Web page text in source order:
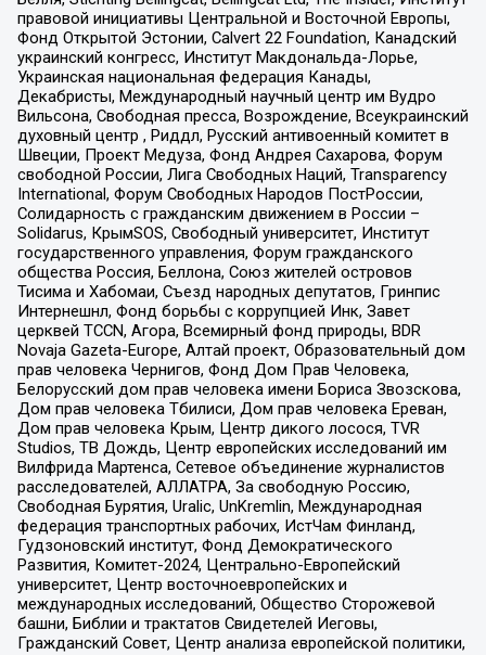
правовой инициативы Центральной и Восточной Европы,
Фонд Открытой Эстонии, Calvert 22 Foundation, Канадский
украинский конгресс, Институт Макдональда-Лорье,
Украинская национальная федерация Канады,
Декабристы, Международный научный центр им Вудро
Вильсона, Свободная пресса, Возрождение, Всеукраинский
духовный центр , Риддл, Русский антивоенный комитет в
Швеции, Проект Медуза, Фонд Андрея Сахарова, Форум
свободной России, Лига Свободных Наций, Transparеncy
International, Форум Свободных Народов ПостРоссии,
Солидарность с гражданским движением в России –
Solidarus, КрымSOS, Свободный университет, Институт
государственного управления, Форум гражданского
общества Россия, Беллона, Союз жителей островов
Тисима и Хабомаи, Съезд народных депутатов, Гринпис
Интернешнл, Фонд борьбы с коррупцией Инк, Завет
церквей TCCN, Агора, Всемирный фонд природы, BDR
Novaja Gazeta-Europe, Алтай проект, Образовательный дом
прав человека Чернигов, Фонд Дом Прав Человека,
Белорусский дом прав человека имени Бориса Звозскова,
Дом прав человека Тбилиси, Дом прав человека Ереван,
Дом прав человека Крым, Центр дикого лосося, TVR
Studios, ТВ Дождь, Центр европейских исследований им
Вилфрида Мартенса, Сетевое объединение журналистов
расследователей, АЛЛАТРА, За свободную Россию,
Свободная Бурятия, Uralic, UnKremlin, Международная
федерация транспортных рабочих, ИстЧам Финланд,
Гудзоновский институт, Фонд Демократического
Развития, Комитет-2024, Центрально-Европейский
университет, Центр восточноевропейских и
международных исследований, Общество Сторожевой
башни, Библии и трактатов Свидетелей Иеговы,
Гражданский Совет, Центр анализа европейской политики,